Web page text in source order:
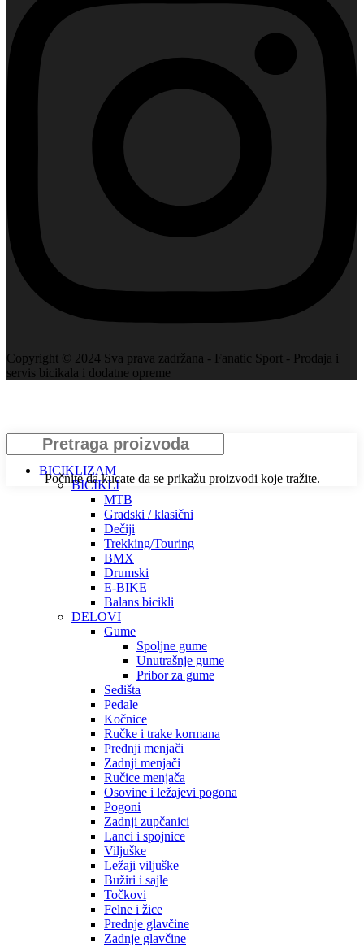
Copyright © 2024 Sva prava zadržana - Fanatic Sport - Prodaja i
servis bicikala i dodatne opreme
Počnite da kucate da se prikažu proizvodi koje tražite.
Pretraga
BICIKLIZAM
BICIKLI
MTB
Gradski / klasični
Dečiji
Trekking/Touring
BMX
Drumski
E-BIKE
Balans bicikli
DELOVI
Gume
Spoljne gume
Unutrašnje gume
Pribor za gume
Sedišta
Pedale
Kočnice
Ručke i trake kormana
Prednji menjači
Zadnji menjači
Ručice menjača
Osovine i ležajevi pogona
Pogoni
Zadnji zupčanici
Lanci i spojnice
Viljuške
Ležaji viljuške
Bužiri i sajle
Točkovi
Felne i žice
Prednje glavčine
Zadnje glavčine